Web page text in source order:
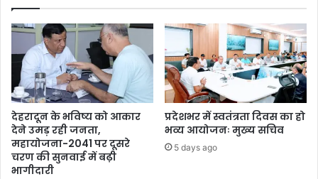
देहरादून के भविष्य को आकार
देने उमड़ रही जनता,
महायोजना-2041 पर दूसरे
चरण की सुनवाई में बढ़ी
भागीदारी
प्रदेशभर में स्वतंत्रता दिवस का हो
भव्य आयोजनः मुख्य सचिव
5 days ago